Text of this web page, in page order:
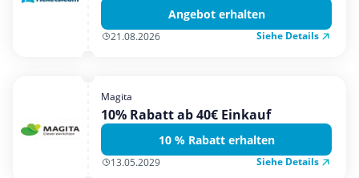
Angebot erhalten
21.08.2026 Siehe Details
Magita
10% Rabatt ab 40€ Einkauf
10 % Rabatt erhalten
13.05.2029 Siehe Details